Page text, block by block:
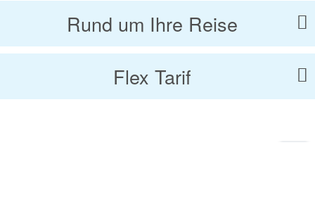
Rund um Ihre Reise
Flex Tarif